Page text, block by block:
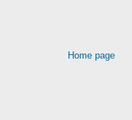
Home page